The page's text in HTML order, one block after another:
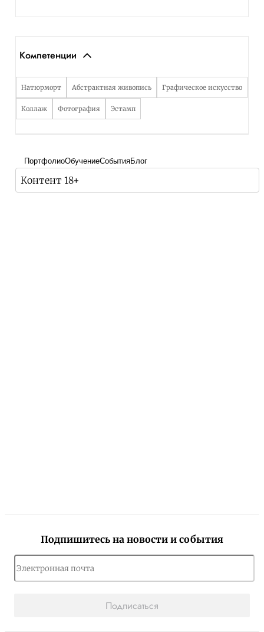
Компетенции
Натюрморт Абстрактная живопись Графическое искусство
Коллаж Фотография Эстамп
ПортфолиоОбучениеСобытияБлог
Контент 18+
Подпишитесь на новости и события
Подписаться